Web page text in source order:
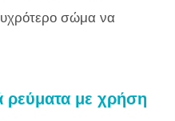
σώμα να
ρεύματα με χρήση